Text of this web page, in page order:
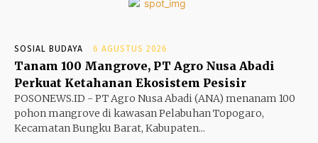
SOSIAL BUDAYA 6 AGUSTUS 2026
Tanam 100 Mangrove, PT Agro Nusa Abadi
Perkuat Ketahanan Ekosistem Pesisir
POSONEWS.ID - PT Agro Nusa Abadi (ANA) menanam 100
pohon mangrove di kawasan Pelabuhan Topogaro,
Kecamatan Bungku Barat, Kabupaten...